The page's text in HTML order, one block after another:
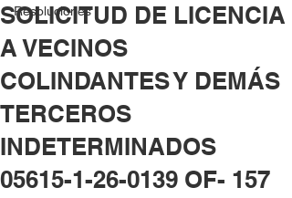
Resoluciones
SOLICITUD DE LICENCIA
A VECINOS
COLINDANTES Y DEMÁS
TERCEROS
INDETERMINADOS
05615-1-26-0139 OF- 157